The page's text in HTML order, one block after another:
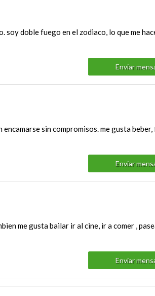
doble fuego en el zodiaco, lo que me
Enviar
sin compromisos. me gusta beber,
Enviar
me gusta bailar ir al cine, ir a comer ,
Enviar